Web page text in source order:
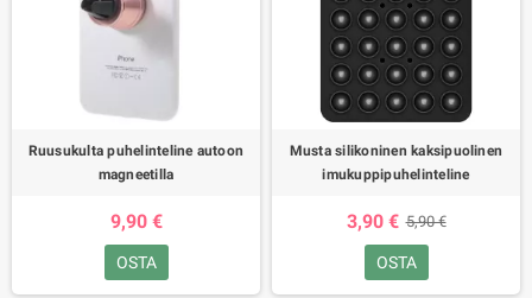
Ruusukulta puhelinteline autoon
magneetilla
9,90 €
OSTA
Musta silikoninen kaksipuolinen
imukuppipuhelinteline
3,90 € 5,90 €
OSTA